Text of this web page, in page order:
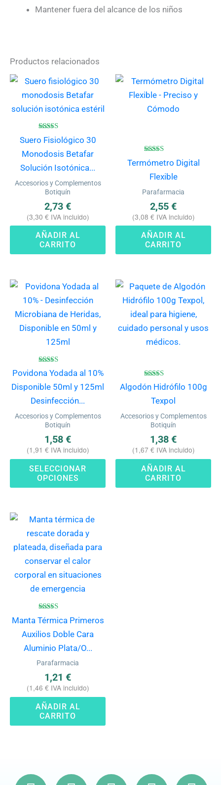
Mantener fuera del alcance de los niños
Productos relacionados
Valorado
con
4.80
de 5
Suero Fisiológico 30
Monodosis Betafar
Solución Isotónica...
Accesorios y Complementos
Botiquín
2,73 €
(3,30 € IVA incluido)
AÑADIR AL
CARRITO
Valorado
con
4.50
de 5
Termómetro Digital
Flexible
Parafarmacia
2,55 €
(3,08 € IVA incluido)
AÑADIR AL
CARRITO
Valorado
con
4.67
de 5
Povidona Yodada al 10%
Disponible 50ml y 125ml
Desinfección...
Accesorios y Complementos
Botiquín
1,58 €
(1,91 € IVA incluido)
SELECCIONAR
OPCIONES
Este
producto
múltiples
Valorado
con
4.67
de 5
Algodón Hidrófilo 100g
Texpol
Accesorios y Complementos
Botiquín
1,38 €
(1,67 € IVA incluido)
AÑADIR AL
CARRITO
Valorado
con
4.80
de 5
Manta Térmica Primeros
Auxilios Doble Cara
Aluminio Plata/O...
Parafarmacia
1,21 €
(1,46 € IVA incluido)
AÑADIR AL
CARRITO